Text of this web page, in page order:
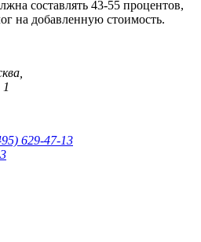
составлять 43-55 процентов,
на добавленную стоимость.
629-47-13